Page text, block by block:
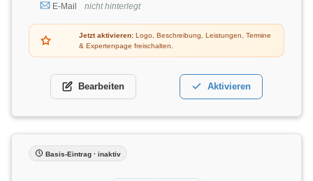
E-Mail
nicht hinterlegt
Jetzt aktivieren: Logo, Beschreibung, Leistungen, Termine
& Expertenpage freischalten.
Bearbeiten Aktivieren
Basis-Eintrag · inaktiv